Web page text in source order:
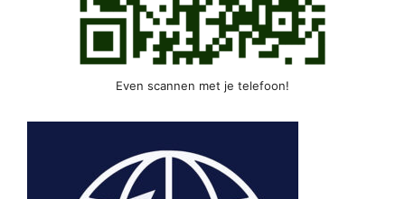
Even scannen met je telefoon!